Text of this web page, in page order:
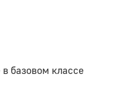
базовом классе